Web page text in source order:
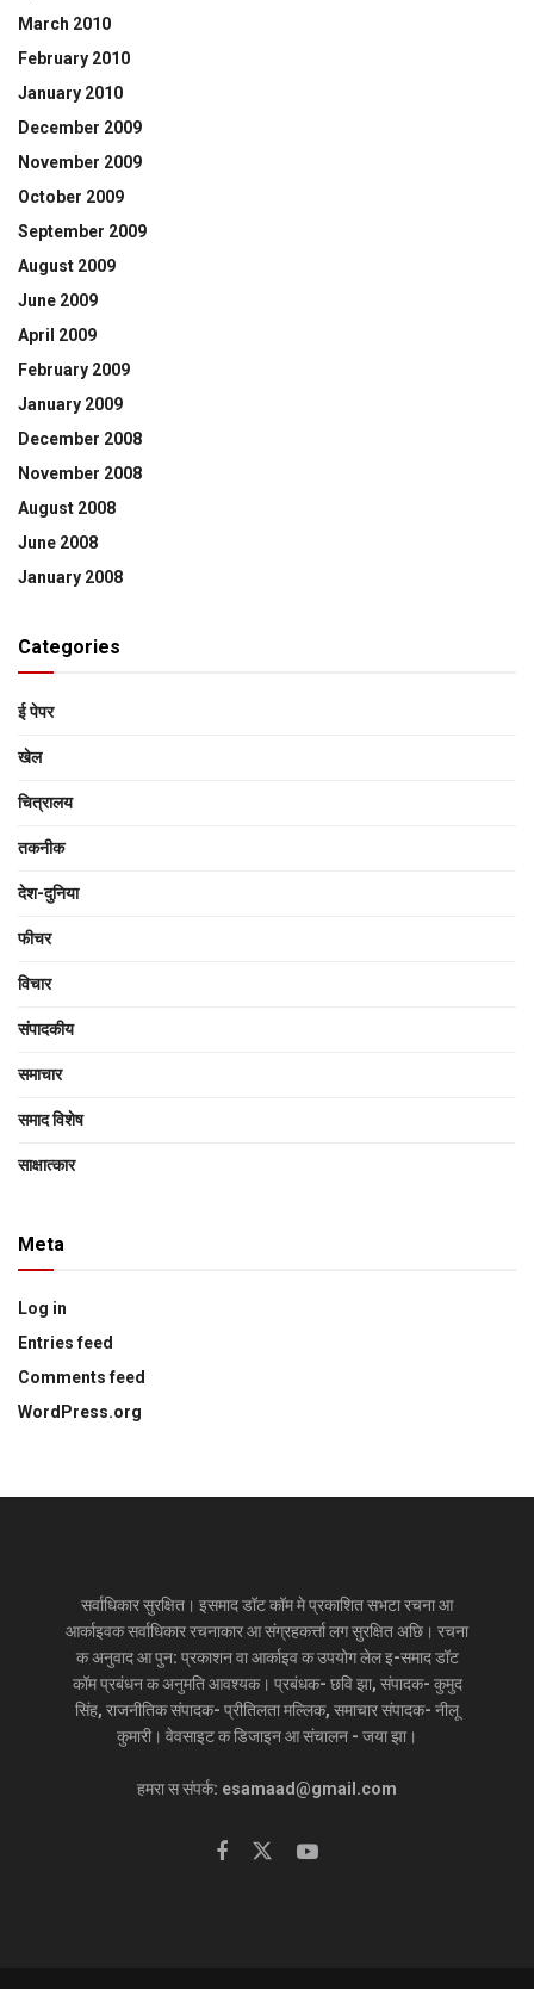
March 2010
February 2010
January 2010
December 2009
November 2009
October 2009
September 2009
August 2009
June 2009
April 2009
February 2009
January 2009
December 2008
November 2008
August 2008
June 2008
January 2008
Categories
ई पेपर
खेल
चित्रालय
तकनीक
देश-दुनिया
फीचर
विचार
संपादकीय
समाचार
समाद विशेष
साक्षात्‍कार
Meta
Log in
Entries feed
Comments feed
WordPress.org
सर्वाधिकार सुरक्षित। इसमाद डॉट कॉम मे प्रकाशित सभटा रचना आ
आर्काइवक सर्वाधिकार रचनाकार आ संग्रहकर्त्ता लग सुरक्षित अछि। रचना
क अनुवाद आ पुन: प्रकाशन वा आर्काइव क उपयोग लेल इ-समाद डॉट
कॉम प्रबंधन क अनुमति आवश्यक। प्रबंधक- छवि झा, संपादक- कुमुद
सिंह, राजनीतिक संपादक- प्रीतिलता मल्लिक, समाचार संपादक- नीलू
कुमारी। वेवसाइट क डिजाइन आ संचालन - जया झा।
हमरा स संपर्क: esamaad@gmail.com